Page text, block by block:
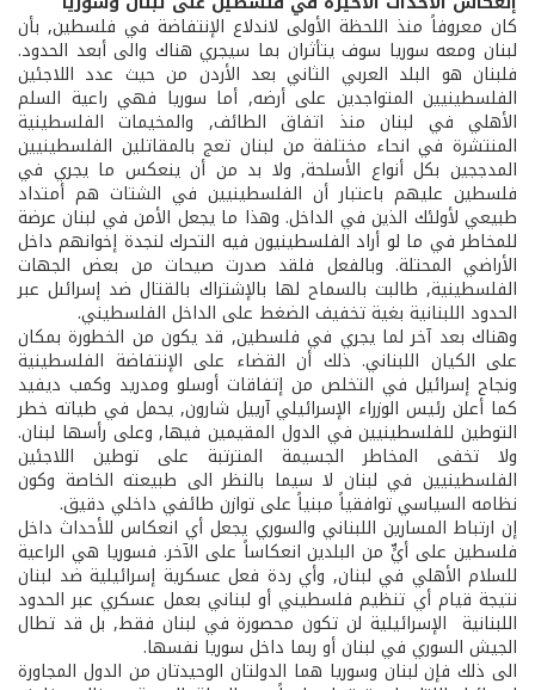
كان معروفاً منذ اللحظة الأولى لاندلاع الإنتفاضة في فلسطين, بأن
لبنان ومعه سوريا سوف يتأثران بما سيجري هناك والى أبعد الحدود.
فلبنان هو البلد العربي الثاني بعد الأردن من حيث عدد اللاجئين
الفلسطينيين المتواجدين على أرضه, أما سوريا فهي راعية السلم
الأهلي في لبنان منذ اتفاق الطائف, والمخيمات الفلسطينية
المنتشرة في انحاء مختلفة من لبنان تعج بالمقاتلين الفلسطينيين
المدججين بكل أنواع الأسلحة, ولا بد من أن ينعكس ما يجري في
فلسطين عليهم باعتبار أن الفلسطينيين في الشتات هم أمتداد
طبيعي لأولئك الذين في الداخل. وهذا ما يجعل الأمن في لبنان عرضة
للمخاطر في ما لو أراد الفلسطينيون فيه التحرك لنجدة إخوانهم داخل
الأراضي المحتلة. وبالفعل فلقد صدرت صيحات من بعض الجهات
الفلسطينية, طالبت بالسماح لها بالإشتراك بالقتال ضد إسرائىل عبر
الحدود اللبنانية بغية تخفيف الضغط على الداخل الفلسطيني.
وهناك بعد آخر لما يجري في فلسطين, قد يكون من الخطورة بمكان
على الكيان اللبناني. ذلك أن القضاء على الإنتفاضة الفلسطينية
ونجاح إسرائيل في التخلص من إتفاقات أوسلو ومدريد وكمب ديفيد
كما أعلن رئيس الوزراء الإسرائيلي آرييل شارون, يحمل في طياته خطر
التوطين للفلسطينيين في الدول المقيمين فيها, وعلى رأسها لبنان.
ولا تخفى المخاطر الجسيمة المترتبة على توطين اللاجئين
الفلسطينيين في لبنان لا سيما بالنظر الى طبيعته الخاصة وكون
نظامه السياسي توافقياً مبنياً على توازن طائفي داخلي دقيق.
إن ارتباط المسارين اللبناني والسوري يجعل أي انعكاس للأحداث داخل
فلسطين على أيٍّ من البلدين انعكاساً على الآخر. فسوريا هي الراعية
للسلام الأهلي في لبنان, وأي ردة فعل عسكرية إسرائيلية ضد لبنان
نتيجة قيام أي تنظيم فلسطيني أو لبناني بعمل عسكري عبر الحدود
اللبنانية ­ الإسرائيلية لن تكون محصورة في لبنان فقط, بل قد تطال
الجيش السوري في لبنان أو ربما داخل سوريا نفسها.
الى ذلك فإن لبنان وسوريا هما الدولتان الوحيدتان من الدول المجاورة